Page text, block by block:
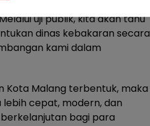
uji publik, kita akan tahu
dinas kebakaran secara
kami dalam
Kota Malang terbentuk, maka
cepat, modern, dan
bagi para